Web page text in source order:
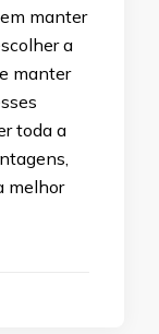
manter
a
manter
toda a
melhor